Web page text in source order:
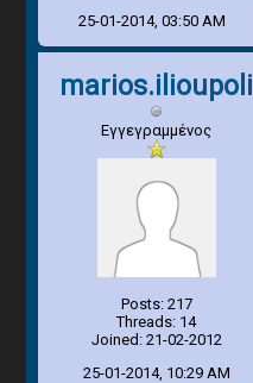
25-01-2014, 03:50 AM
marios.ilioupoli
Εγγεγραμμένος
Posts: 217
Threads: 14
Joined: 21-02-2012
25-01-2014, 10:29 AM